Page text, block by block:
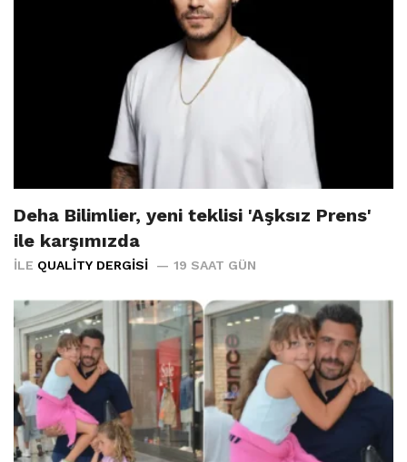
Deha Bilimlier, yeni teklisi 'Aşksız Prens'
ile karşımızda
İLE QUALITY DERGISI 19 SAAT GÜN